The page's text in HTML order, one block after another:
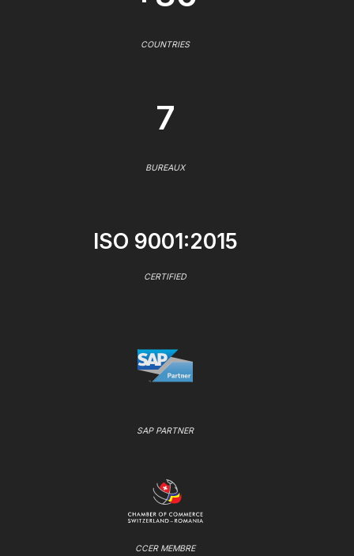
COUNTRIES
7
BUREAUX
ISO 9001:2015
CERTIFIED
SAP PARTNER
CCER MEMBRE